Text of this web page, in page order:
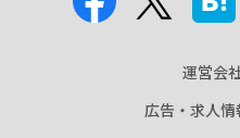
運営会
広告・求人